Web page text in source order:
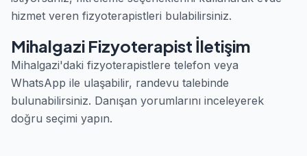
hizmet veren fizyoterapistleri bulabilirsiniz.
Mihalgazi Fizyoterapist İletişim
Mihalgazi'daki fizyoterapistlere telefon veya
WhatsApp ile ulaşabilir, randevu talebinde
bulunabilirsiniz. Danışan yorumlarını inceleyerek
doğru seçimi yapın.